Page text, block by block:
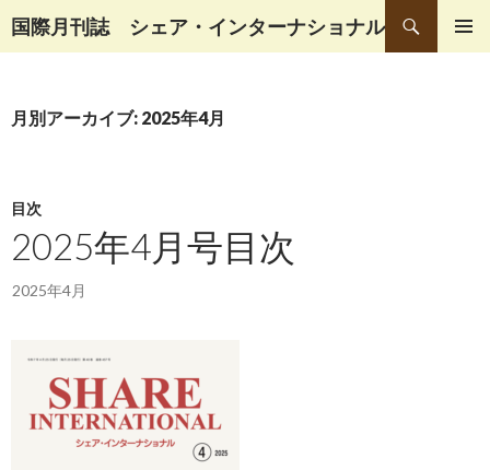
国際月刊誌 シェア・インターナショナル
検
索
ン
動
月別アーカイブ: 2025年4月
目次
2025年4月号目次
2025年4月